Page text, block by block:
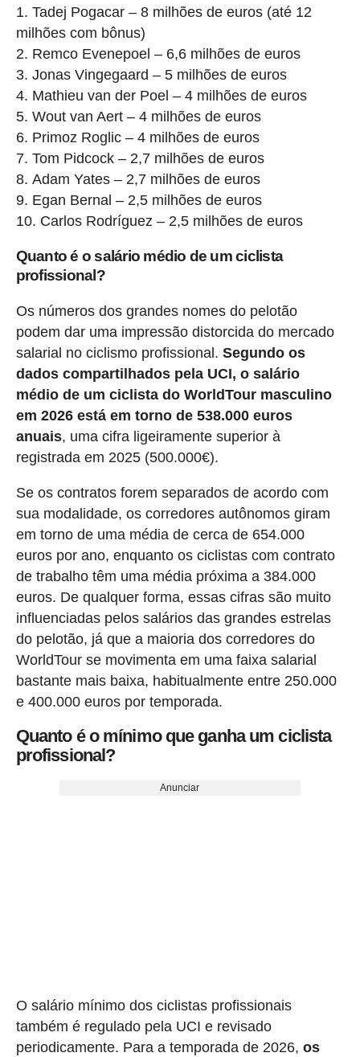
Tadej Pogacar – 8 milhões de euros (até 12
milhões com bônus)
Remco Evenepoel – 6,6 milhões de euros
Jonas Vingegaard – 5 milhões de euros
Mathieu van der Poel – 4 milhões de euros
Wout van Aert – 4 milhões de euros
Primoz Roglic – 4 milhões de euros
Tom Pidcock – 2,7 milhões de euros
Adam Yates – 2,7 milhões de euros
Egan Bernal – 2,5 milhões de euros
Carlos Rodríguez – 2,5 milhões de euros
Quanto é o salário médio de um ciclista
profissional?
Os números dos grandes nomes do pelotão
podem dar uma impressão distorcida do mercado
salarial no ciclismo profissional. Segundo os
dados compartilhados pela UCI, o salário
médio de um ciclista do WorldTour masculino
em 2026 está em torno de 538.000 euros
anuais, uma cifra ligeiramente superior à
registrada em 2025 (500.000€).
Se os contratos forem separados de acordo com
sua modalidade, os corredores autônomos giram
em torno de uma média de cerca de 654.000
euros por ano, enquanto os ciclistas com contrato
de trabalho têm uma média próxima a 384.000
euros. De qualquer forma, essas cifras são muito
influenciadas pelos salários das grandes estrelas
do pelotão, já que a maioria dos corredores do
WorldTour se movimenta em uma faixa salarial
bastante mais baixa, habitualmente entre 250.000
e 400.000 euros por temporada.
Quanto é o mínimo que ganha um ciclista
profissional?
Anunciar
O salário mínimo dos ciclistas profissionais
também é regulado pela UCI e revisado
periodicamente. Para a temporada de 2026, os